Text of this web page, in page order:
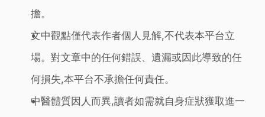
擔。
文中觀點僅代表作者個人見解,不代表本平台立
場。對文章中的任何錯誤、遺漏或因此導致的任
何損失,本平台不承擔任何責任。
中醫體質因人而異,讀者如需就自身症狀獲取進一